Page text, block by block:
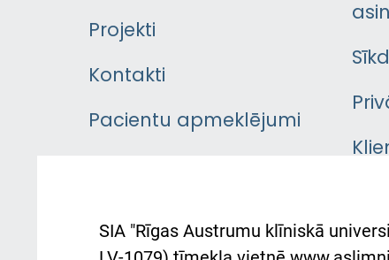
Projekti
Kontakti
Pacientu apmeklējumi
Pacienta
SIA "Rīgas Austrumu klīniskā